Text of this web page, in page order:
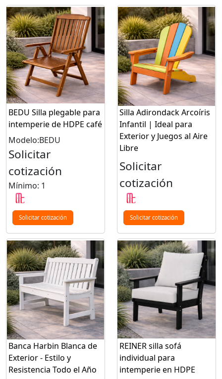
BEDU Silla plegable para
intemperie de HDPE café
Modelo:BEDU
Solicitar
cotización
Mínimo: 1
Solicitar cotización
Silla Adirondack Arcoíris
Infantil | Ideal para
Exterior y Juegos al Aire
Libre
Solicitar
cotización
Solicitar cotización
Banca Harbin Blanca de
Exterior - Estilo y
Resistencia Todo el Año
REINER silla sofá
individual para
intemperie en HDPE